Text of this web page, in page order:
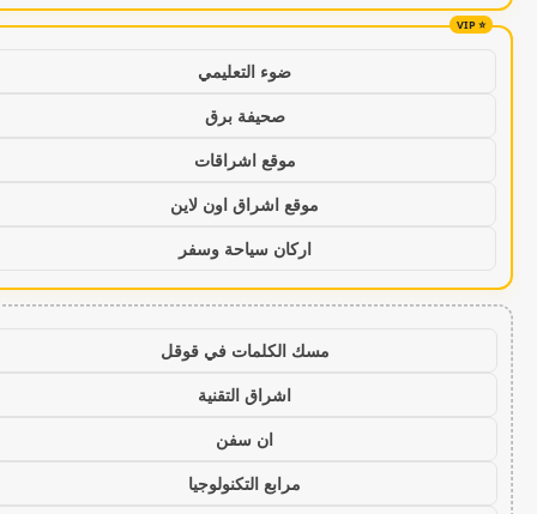
ضوء التعليمي
صحيفة برق
موقع اشراقات
موقع اشراق اون لاين
اركان سياحة وسفر
مسك الكلمات في قوقل
اشراق التقنية
ان سفن
مرابع التكنولوجيا